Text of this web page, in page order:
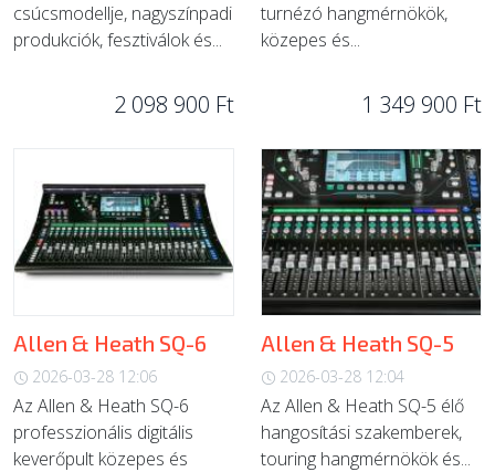
csúcsmodellje, nagyszínpadi
produkciók, fesztiválok és...
2 098 900 Ft
turnézó hangmérnökök,
közepes és...
1 349 900 Ft
Allen & Heath SQ-6
2026-03-28 12:06
Az Allen & Heath SQ-6
professzionális digitális
keverőpult közepes és
Allen & Heath SQ-5
2026-03-28 12:04
Az Allen & Heath SQ-5 élő
hangosítási szakemberek,
touring hangmérnökök és...